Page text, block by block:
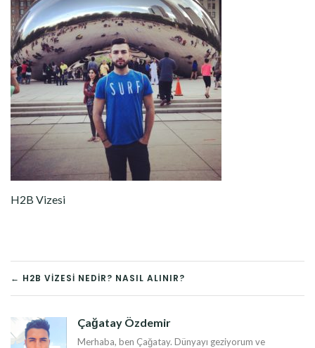
H2B Vizesi
YAZI
DOLAŞIMI
← H2B VIZESI NEDIR? NASIL ALINIR?
Çağatay Özdemir
Merhaba, ben Çağatay. Dünyayı geziyorum ve